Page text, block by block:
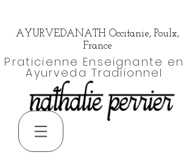
AYURVEDANATH Occitanie, Poulx,
France
Praticienne Enseignante en
Ayurveda Tradiionnel